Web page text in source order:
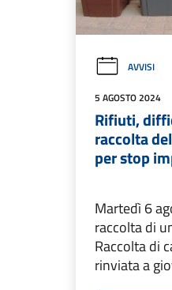
AVVISI
5 AGOSTO 2024
Rifiuti,
raccolta
per stop
Martedì 6
raccolta di
Raccolta di
rinviata a